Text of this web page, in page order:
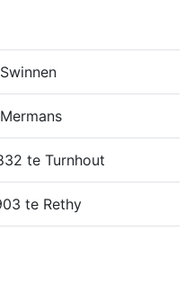
te Turnhout
te Rethy